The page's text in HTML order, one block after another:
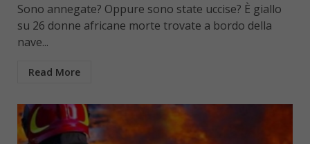
Sono annegate? Oppure sono state uccise? È giallo
su 26 donne africane morte trovate a bordo della
nave...
Read More